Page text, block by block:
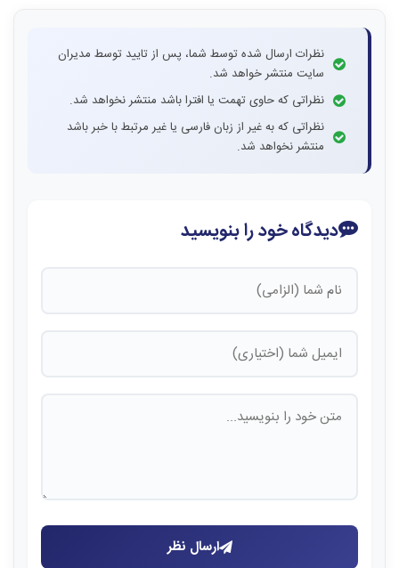
نظرات ارسال شده توسط شما، پس از تایید توسط مدیران
سایت منتشر خواهد شد.
نظراتی که حاوی تهمت یا افترا باشد منتشر نخواهد شد.
نظراتی که به غیر از زبان فارسی یا غیر مرتبط با خبر باشد
منتشر نخواهد شد.
دیدگاه خود را بنویسید
ارسال نظر